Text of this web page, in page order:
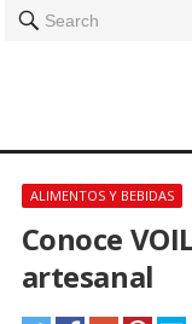
Search
ALIMENTOS Y BEBIDAS
Conoce
artesanal